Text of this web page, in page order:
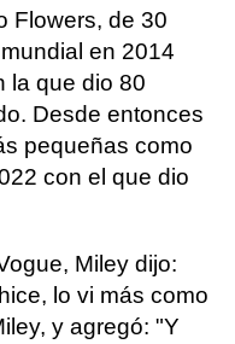
Flowers, de 30
en 2014
la que dio 80
Desde entonces
pequeñas como
con el que dio
Miley dijo:
lo vi más como
y agregó: "Y